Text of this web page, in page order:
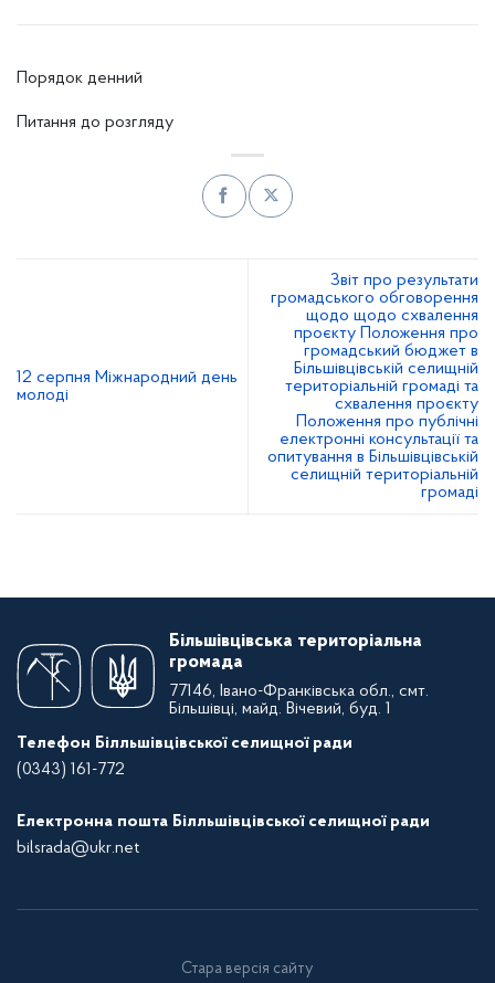
Порядок денний
Питання до розгляду
12 серпня Міжнародний день
молоді
Звіт про результати
громадського обговорення
щодо щодо схвалення
проєкту Положення про
громадський бюджет в
Більшівцівській селищній
територіальній громаді та
схвалення проєкту
Положення про публічні
електронні консультації та
опитування в Більшівцівській
селищній територіальній
громаді
Більшівцівська територіальна
громада
77146, Івано-Франківська обл., смт.
Більшівці, майд. Вічевий, буд. 1
Телефон Білльшівцівської селищної ради
(0343) 161-772
Електронна пошта Білльшівцівської селищної ради
bilsrada@ukr.net
Стара версія сайту